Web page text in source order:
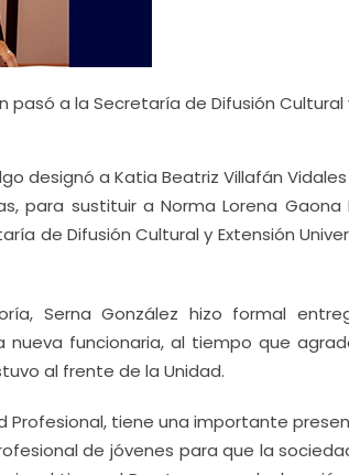
pasó a la Secretaría de Difusión Cultural
designó a Katia Beatriz Villafán
para sustituir a Norma Lorena Gaona
de Difusión Cultural y Extensión
Serna González hizo formal
funcionaria, al tiempo que
al frente de la Unidad.
Profesional, tiene una importante
de jóvenes para que la